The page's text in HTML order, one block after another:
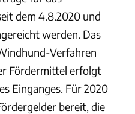
dem 4.8.2020 und
werden. Das
Verfahren
Fördermittel erfolgt
Einganges. Für 2020
bereit, die